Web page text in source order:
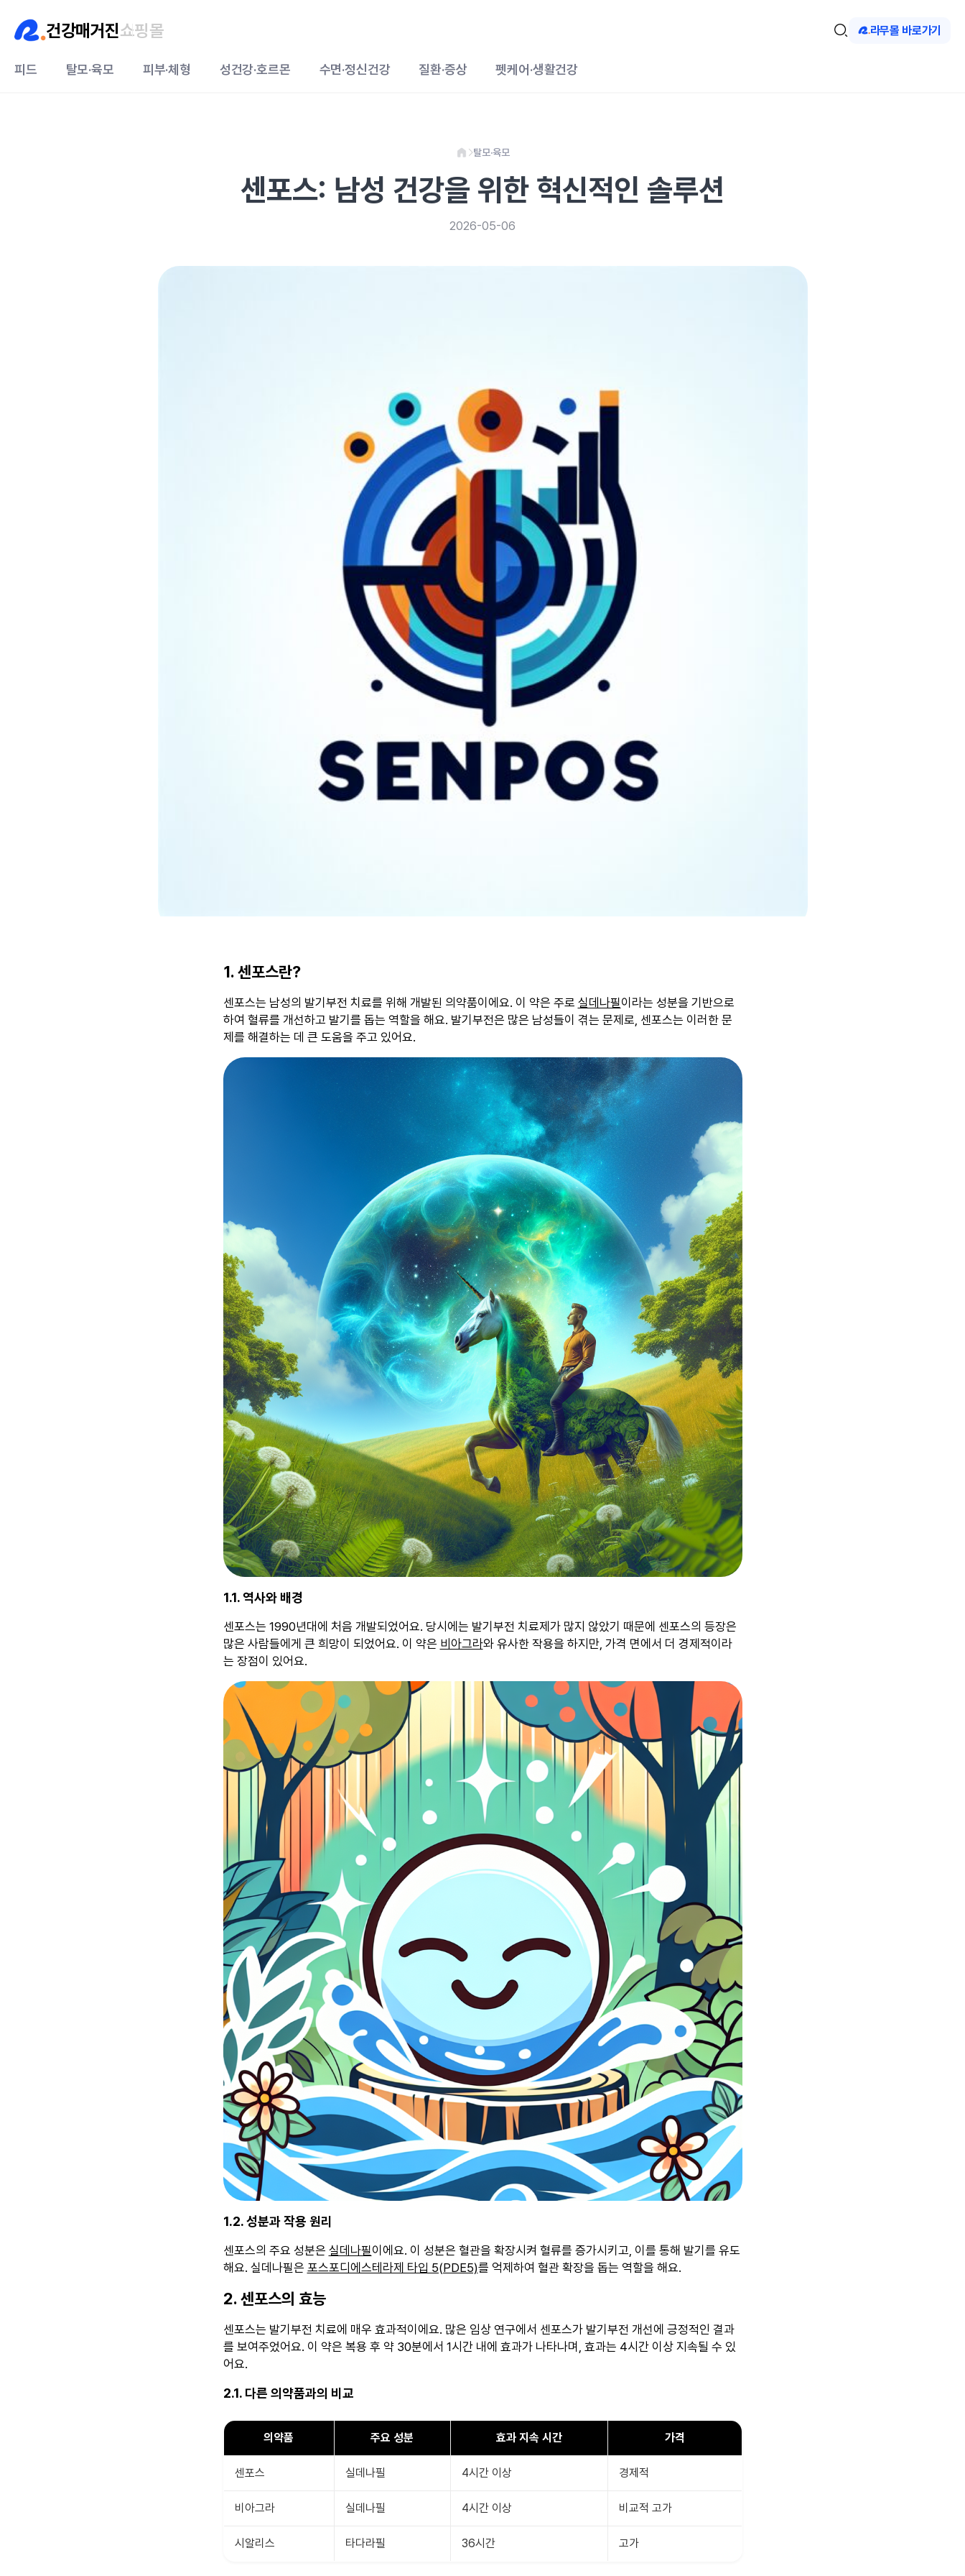
건강매거진쇼핑몰 라무몰 바로가기
피드 탈모·육모 피부·체형 성건강·호르몬 수면·정신건강 질환·증상 펫케어·생활건강
탈모·육모
센포스: 남성 건강을 위한 혁신적인 솔루션
2026-05-06
1. 센포스란?
센포스는 남성의 발기부전 치료를 위해 개발된 의약품이에요. 이 약은 주로 실데나필이라는 성분을 기반으로
하여 혈류를 개선하고 발기를 돕는 역할을 해요. 발기부전은 많은 남성들이 겪는 문제로, 센포스는 이러한 문
제를 해결하는 데 큰 도움을 주고 있어요.
1.1. 역사와 배경
센포스는 1990년대에 처음 개발되었어요. 당시에는 발기부전 치료제가 많지 않았기 때문에 센포스의 등장은
많은 사람들에게 큰 희망이 되었어요. 이 약은 비아그라와 유사한 작용을 하지만, 가격 면에서 더 경제적이라
는 장점이 있어요.
1.2. 성분과 작용 원리
센포스의 주요 성분은 실데나필이에요. 이 성분은 혈관을 확장시켜 혈류를 증가시키고, 이를 통해 발기를 유도
해요. 실데나필은 포스포디에스테라제 타입 5(PDE5)를 억제하여 혈관 확장을 돕는 역할을 해요.
2. 센포스의 효능
센포스는 발기부전 치료에 매우 효과적이에요. 많은 임상 연구에서 센포스가 발기부전 개선에 긍정적인 결과
를 보여주었어요. 이 약은 복용 후 약 30분에서 1시간 내에 효과가 나타나며, 효과는 4시간 이상 지속될 수 있
어요.
2.1. 다른 의약품과의 비교
의약품 주요 성분 효과 지속 시간 가격
센포스 실데나필 4시간 이상 경제적
비아그라 실데나필 4시간 이상 비교적 고가
시알리스 타다라필 36시간 고가